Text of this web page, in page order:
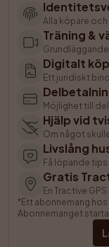
Alla köpare
Träning &
Digitalt
Ett juridiskt
Möjlighet till
Hjälp vid
Om något
Livslång
Få löpande
Gratis
En Tractive
*Ett abonnemang
Abonnemanget